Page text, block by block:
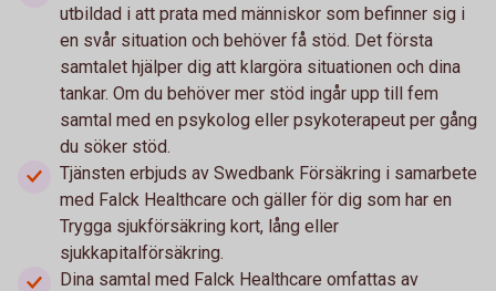
utbildad i att prata med människor som befinner sig i
en svår situation och behöver få stöd. Det första
samtalet hjälper dig att klargöra situationen och dina
tankar. Om du behöver mer stöd ingår upp till fem
samtal med en psykolog eller psykoterapeut per gång
du söker stöd.
Tjänsten erbjuds av Swedbank Försäkring i samarbete
med Falck Healthcare och gäller för dig som har en
Trygga sjukförsäkring kort, lång eller
sjukkapitalförsäkring.
Dina samtal med Falck Healthcare omfattas av